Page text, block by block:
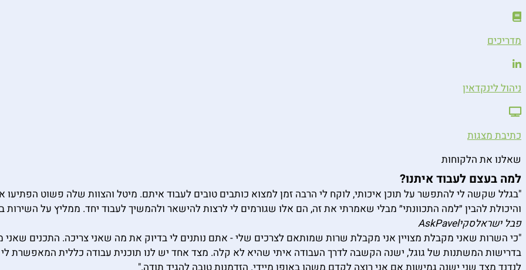
מדריכים
ניהול לינקדאין
כתיבת מצגות
שאלנו את הלקוחות
למה בעצם לעבוד איתנו?
"בגלל שקשה לי להתפשר על תוכן איכותי, לוקח לי הרבה זמן למצוא כותבים טובים לעבוד איתם. מיטל והצוות שלה פשוט הפתיעו
והיכולת להבין ״למה התכוונתי״ מבלי שאמרתי את זה, הם אלו שגורמים לי לרצות להישאר ולהמשיך לעבוד יחד. ממליץ על השירות
פבל ישראלסקיAskPavel
"כי השרות שאני מקבלת מצויין אני מקבלת שרות שמותאם לצרכים שלי - אתם נותנים לי בדיוק את מה שאני צריכה. התכנים
בדרישות המשתנות של גוגל, ישנה הקשבה לדרך העבודה איתי שהיא לא קלה. מצד אחד יש לנו תוכנית עבודה כללית המאפשרת